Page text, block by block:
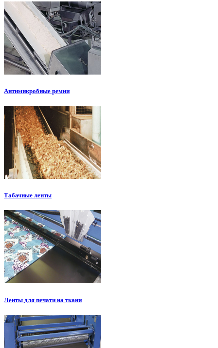
Антимикробные ремни
Табачные ленты
Ленты для печати на ткани